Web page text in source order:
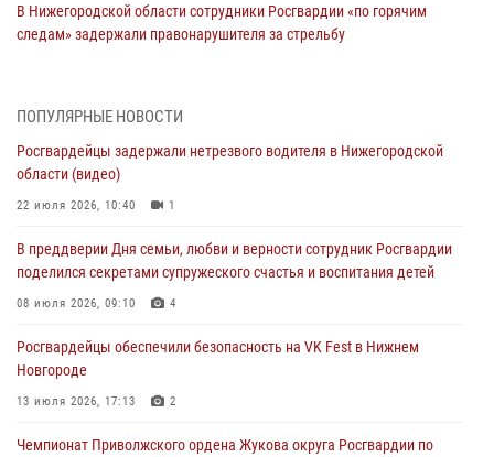
В Нижегородской области сотрудники Росгвардии «по горячим
следам» задержали правонарушителя за стрельбу
В Нижегородской области продолжаются мероприятия в рамках
16 июля 2026, 05:00
Росгвардейцы обеспечили безопасность на VK Fest в Нижнем
13 июля 2026, 17:13
Нижегородские росгвардейцы за прошедшую неделю выезжали
13 июля 2026, 06:45
Росгвардейцы предотвратили серию краж в Нижнем Новгороде
ПОПУЛЯРНЫЕ НОВОСТИ
Росгвардейцы задержали нетрезвого водителя в Нижегородской
области (видео)
22 июля 2026, 10:40 1
В преддверии Дня семьи, любви и верности сотрудник Росгвардии
поделился секретами супружеского счастья и воспитания детей
08 июля 2026, 09:10 4
Росгвардейцы обеспечили безопасность на VK Fest в Нижнем
Новгороде
13 июля 2026, 17:13 2
Чемпионат Приволжского ордена Жукова округа Росгвардии по